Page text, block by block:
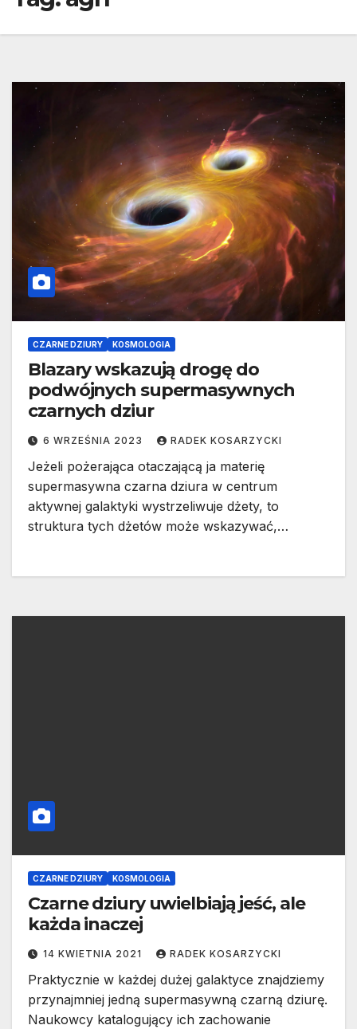
CZARNE DZIURY KOSMOLOGIA
Blazary wskazują drogę do
podwójnych supermasywnych
czarnych dziur
6 WRZEŚNIA 2023 RADEK KOSARZYCKI
Jeżeli pożerająca otaczającą ja materię
supermasywna czarna dziura w centrum
aktywnej galaktyki wystrzeliwuje dżety, to
struktura tych dżetów może wskazywać,…
CZARNE DZIURY KOSMOLOGIA
Czarne dziury uwielbiają jeść, ale
każda inaczej
14 KWIETNIA 2021 RADEK KOSARZYCKI
Praktycznie w każdej dużej galaktyce znajdziemy
przynajmniej jedną supermasywną czarną dziurę.
Naukowcy katalogujący ich zachowanie